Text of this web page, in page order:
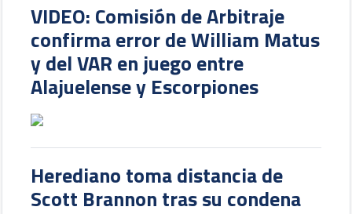
VIDEO: Comisión de Arbitraje
confirma error de William Matus
y del VAR en juego entre
Alajuelense y Escorpiones
Herediano toma distancia de
Scott Brannon tras su condena